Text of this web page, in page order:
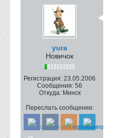
yura
Новичок
Регистрация: 23.05.2006
Сообщения: 56
Откуда: Минск
Переслать сообщение: